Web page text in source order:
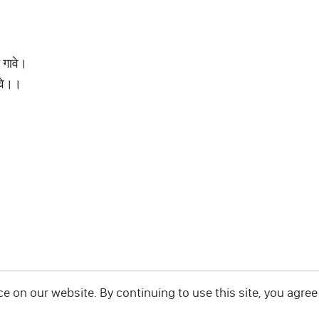
on our website. By continuing to use this site, you